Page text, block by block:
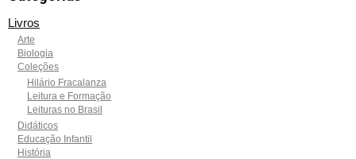
Livros
Arte
Biologia
Coleções
Hilário Fracalanza
Leitura e Formação
Leituras no Brasil
Didáticos
Educação Infantil
História